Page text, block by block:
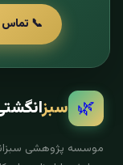
📞 تماس
🌿 سبز